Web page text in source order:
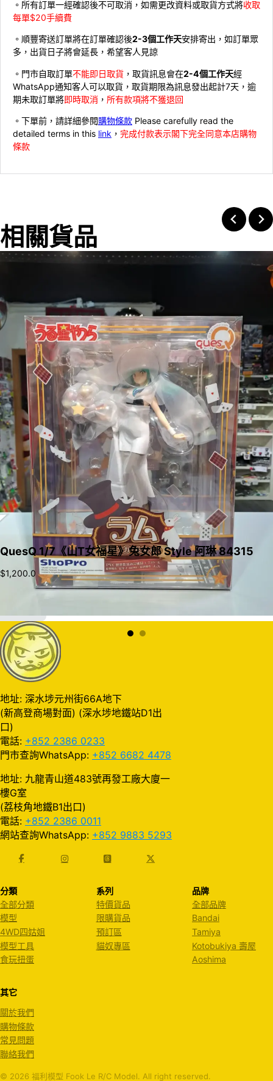
。所有訂單一經確認後不可取消，如需更改資料或取貨方式將收取
每單$20手續費
。順豐寄送訂單將在訂單確認後2-3個工作天安排寄出，如訂單眾
多，出貨日子將會延長，希望客人見諒
。門市自取訂單不能即日取貨 ，取貨訊息會在2-4個工作天經
WhatsApp通知客人可以取貨，取貨期限為訊息發出起計7天，逾
期未取訂單將即時取消 ， 所有款項將不獲退回
。下單前，請詳細參閱購物條款 Please carefully read the
detailed terms in this link ， 完成付款表示閣下完全同意本店購物
條款
相關貨品
QuesQ 1/7《山T女福星》兔女郎 Style 阿琳 84315
$1,200.0
地址: 深水埗元州街66A地下
(新高登商場對面) (深水埗地鐵站D1出
口)
電話: +852 2386 0233
門市查詢WhatsApp: +852 6682 4478
地址: 九龍青山道483號再發工廠大廈一
樓G室
(荔枝角地鐵B1出口)
電話: +852 2386 0011
網站查詢WhatsApp: +852 9883 5293
分類
全部分類
模型
4WD四姑姐
模型工具
食玩扭蛋
系列
特價貨品
限購貨品
預訂區
貓奴專區
品牌
全部品牌
Bandai
Tamiya
Kotobukiya 壽屋
Aoshima
其它
關於我們
購物條款
常見問題
聯絡我們
© 2026 福利模型 Fook Le R/C Model. All right reserved.